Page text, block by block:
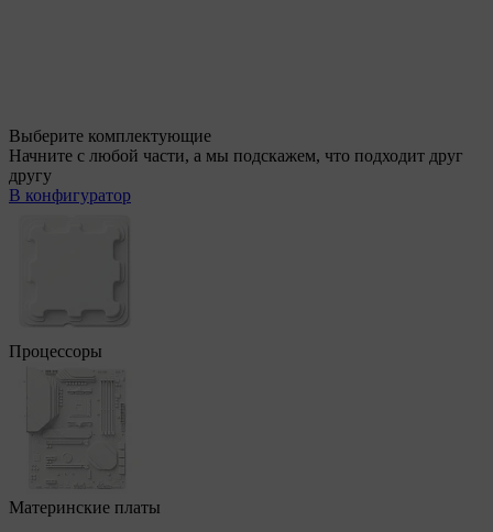
Выберите комплектующие
Начните с любой части, а мы подскажем, что подходит друг
другу
В конфигуратор
Процессоры
Материнские платы